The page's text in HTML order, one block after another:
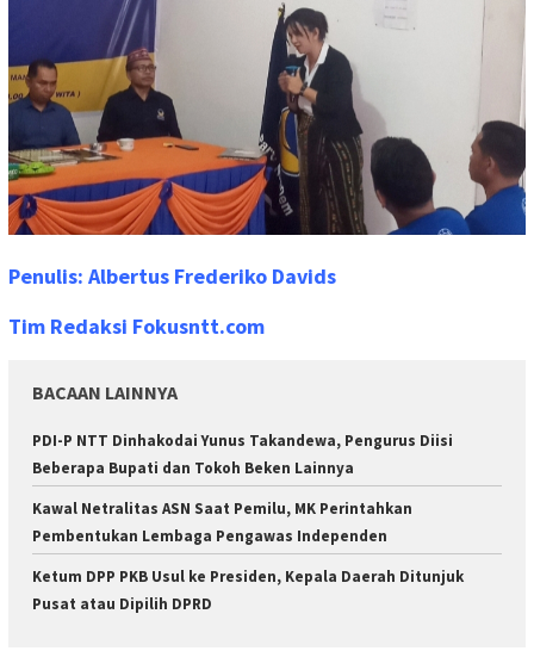
Penulis: Albertus Frederiko Davids
Tim Redaksi Fokusntt.com
BACAAN LAINNYA
PDI-P NTT Dinhakodai Yunus Takandewa, Pengurus Diisi
Beberapa Bupati dan Tokoh Beken Lainnya
Kawal Netralitas ASN Saat Pemilu, MK Perintahkan
Pembentukan Lembaga Pengawas Independen
Ketum DPP PKB Usul ke Presiden, Kepala Daerah Ditunjuk
Pusat atau Dipilih DPRD